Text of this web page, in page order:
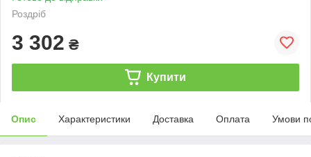
Роздріб
3 302 ₴
Купити
Опис Характеристики Доставка Оплата Умови